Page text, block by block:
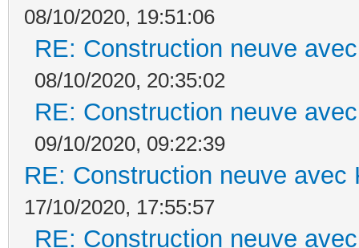
08/10/2020, 19:51:06
RE: Construction neuve
08/10/2020, 20:35:02
RE: Construction neuve
09/10/2020, 09:22:39
RE: Construction neuve avec
17/10/2020, 17:55:57
RE: Construction neuve